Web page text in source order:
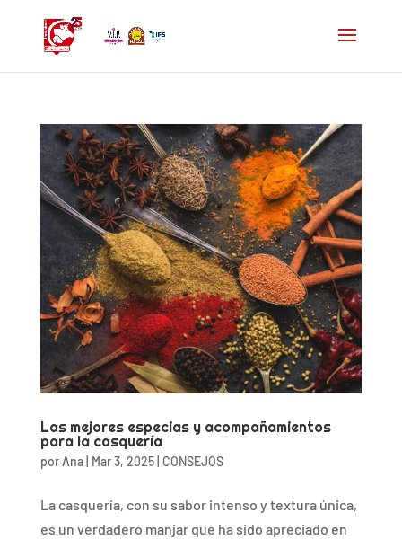
Las mejores especias y acompañamientos
para la casquería
porAna| Mar 3, 2025| CONSEJOS
La casquería, con su sabor intenso y textura única,
es un verdadero manjar que ha sido apreciado en